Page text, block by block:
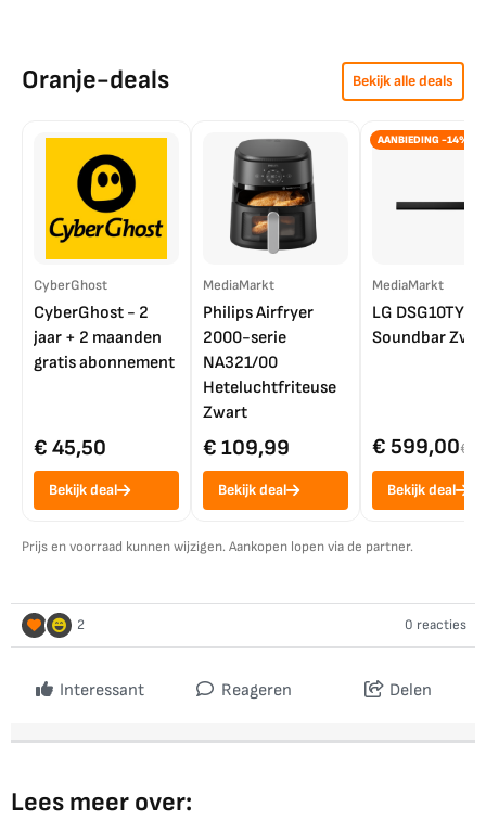
Oranje-deals Bekijk alle deals
CyberGhost
CyberGhost - 2
jaar + 2 maanden
gratis abonnement
€ 45,50
Bekijk deal
MediaMarkt
Philips Airfryer
2000-serie
NA321/00
Heteluchtfriteuse
Zwart
€ 109,99
Bekijk deal
AANBIEDING -14%
MediaMarkt
LG DSG10TY
Soundbar
€ 599,00€
Bekijk deal
Prijs en voorraad kunnen wijzigen. Aankopen lopen via de partner.
2 0 reacties
Interessant Reageren Delen
Lees meer over: